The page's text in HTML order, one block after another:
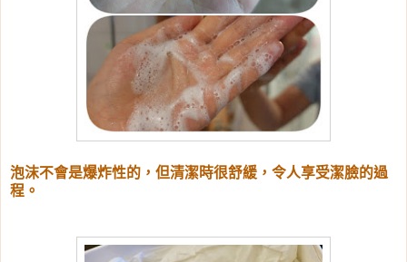
泡沫不會是爆炸性的，但清潔時很舒緩，令人享受潔臉的過
程。